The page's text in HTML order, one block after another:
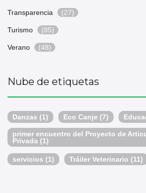
Transparencia (27)
Turismo (85)
Verano (48)
Nube de etiquetas
Danzas (1) Eco Canje (7)
primer encuentro del Proyecto de
Privada (1)
servicios (1) Tráiler Veterinario (11)